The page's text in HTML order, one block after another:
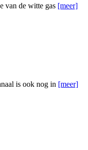
van de witte gas [meer]
is ook nog in [meer]